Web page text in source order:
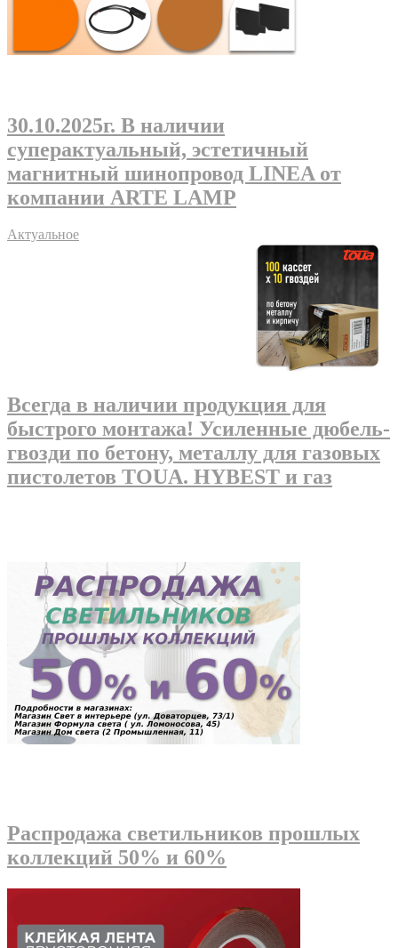
30.10.2025г. В наличии
суперактуальный, эстетичный
магнитный шинопровод LINEA от
компании ARTE LAMP
Актуальное
Всегда в наличии продукция для
быстрого монтажа! Усиленные дюбель-
гвозди по бетону, металлу для газовых
пистолетов TOUA. HYBEST и газ
Распродажа светильников прошлых
коллекций 50% и 60%